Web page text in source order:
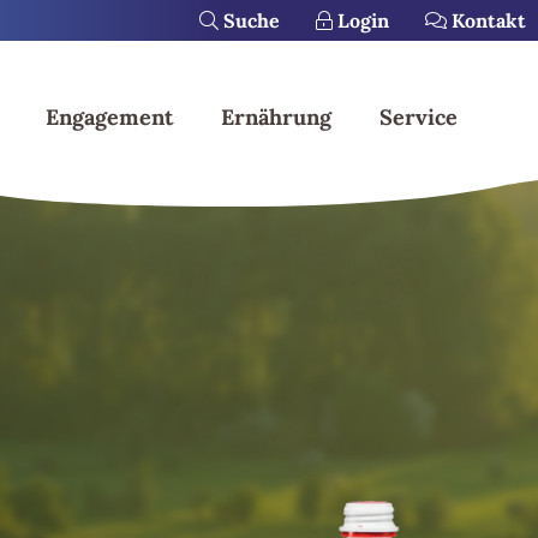
Suche Login Kontakt
Engagement Ernährung Service